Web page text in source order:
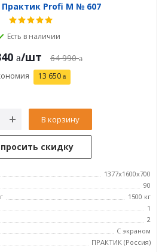
Практик Profi M № 607
Есть в наличии
/шт 64 990
13 650
В корзину
скидку
1377х1600х700
90
1500 кг
1
2
С экраном
ПРАКТИК (Россия)